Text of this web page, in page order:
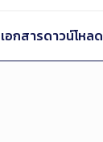
เอกสารดาวน์โหลด